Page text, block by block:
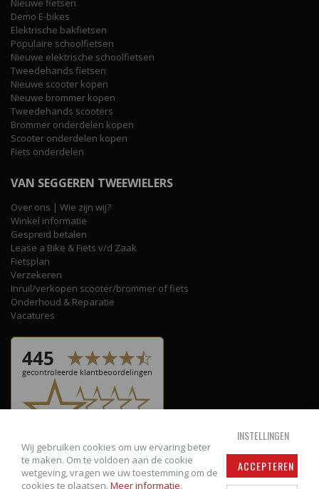
Nieuwe fietsen
Demo E-bikes
Elektrische bakfietsen
Populaire schoolfietsen
Nieuwe elektrische schoolfietsen
Tweedehands fietsen
Nieuwe scooter kopen
Nieuwe brommer kopen
Tweedehands scooters
Brommer onderdelen kopen
Scooter onderdelen kopen
Fiets onderdelen
VAN SEGGEREN TWEEWIELERS
Over ons | Wie zijn wij?
Winkel informatie
Gespreid betalen
Lease a Bike & Fiets v/d Zaak
Fietsplan
Verzekeren
Inruil/verkopen scooter/brommer of fiets
Onderhoud & Reparatie
Vacatures
Wij gebruiken cookies om uw ervaring beter
te maken. Om te voldoen aan de cookie
wetgeving, vragen we uw toestemming om de
cookies te plaatsen. Meer informatie.
INSTELLINGEN
ACCEPTEREN